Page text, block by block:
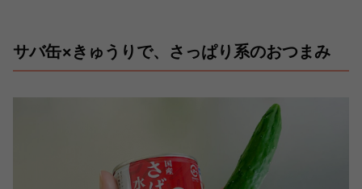
サバ缶×きゅうりで、さっぱり系のおつまみ